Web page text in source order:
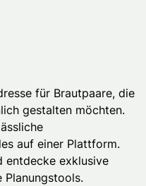
für Brautpaare, die
gestalten möchten.
auf einer Plattform.
entdecke exklusive
Planungstools.